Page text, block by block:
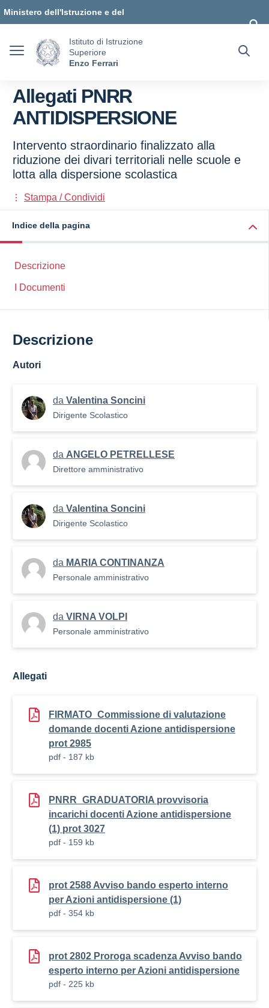
Ministero dell'Istruzione e del
Istituto di Istruzione
Superiore
Enzo Ferrari
Allegati PNRR
ANTIDISPERSIONE
Intervento straordinario finalizzato alla
riduzione dei divari territoriali nelle scuole e
lotta alla dispersione scolastica
Stampa / Condividi
Indice della pagina
Descrizione
I Documenti
Descrizione
Autori
da Valentina Soncini
Dirigente Scolastico
da ANGELO PETRELLESE
Direttore amministrativo
da Valentina Soncini
Dirigente Scolastico
da MARIA CONTINANZA
Personale amministrativo
da VIRNA VOLPI
Personale amministrativo
Allegati
FIRMATO_Commissione di valutazione
domande docenti Azione antidispersione
prot 2985
pdf - 187 kb
PNRR_GRADUATORIA provvisoria
incarichi docenti Azione antidispersione
(1) prot 3027
pdf - 159 kb
prot 2588 Avviso bando esperto interno
per Azioni antidispersione (1)
pdf - 354 kb
prot 2802 Proroga scadenza Avviso bando
esperto interno per Azioni antidispersione
pdf - 225 kb